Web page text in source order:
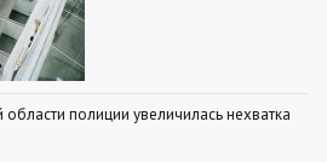
полиции увеличилась нехватка